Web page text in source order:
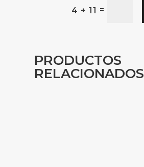
4 + 11 =
PRODUCTOS
RELACIONADOS